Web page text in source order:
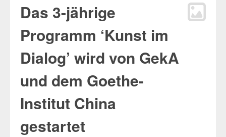
Das 3-jährige
Programm ‘Kunst im
Dialog’ wird von GekA
und dem Goethe-
Institut China
gestartet